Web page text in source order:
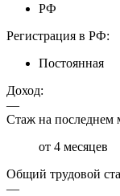
РФ
Регистрация в РФ:
Постоянная
Доход:
—
Стаж на последнем
от 4 месяцев
Общий трудовой
—